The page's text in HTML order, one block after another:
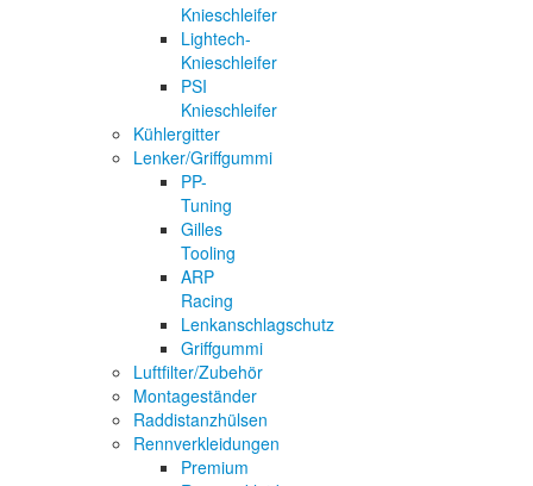
Knieschleifer
Lightech-
Knieschleifer
PSI
Knieschleifer
Kühlergitter
Lenker/Griffgummi
PP-
Tuning
Gilles
Tooling
ARP
Racing
Lenkanschlagschutz
Griffgummi
Luftfilter/Zubehör
Montageständer
Raddistanzhülsen
Rennverkleidungen
Premium